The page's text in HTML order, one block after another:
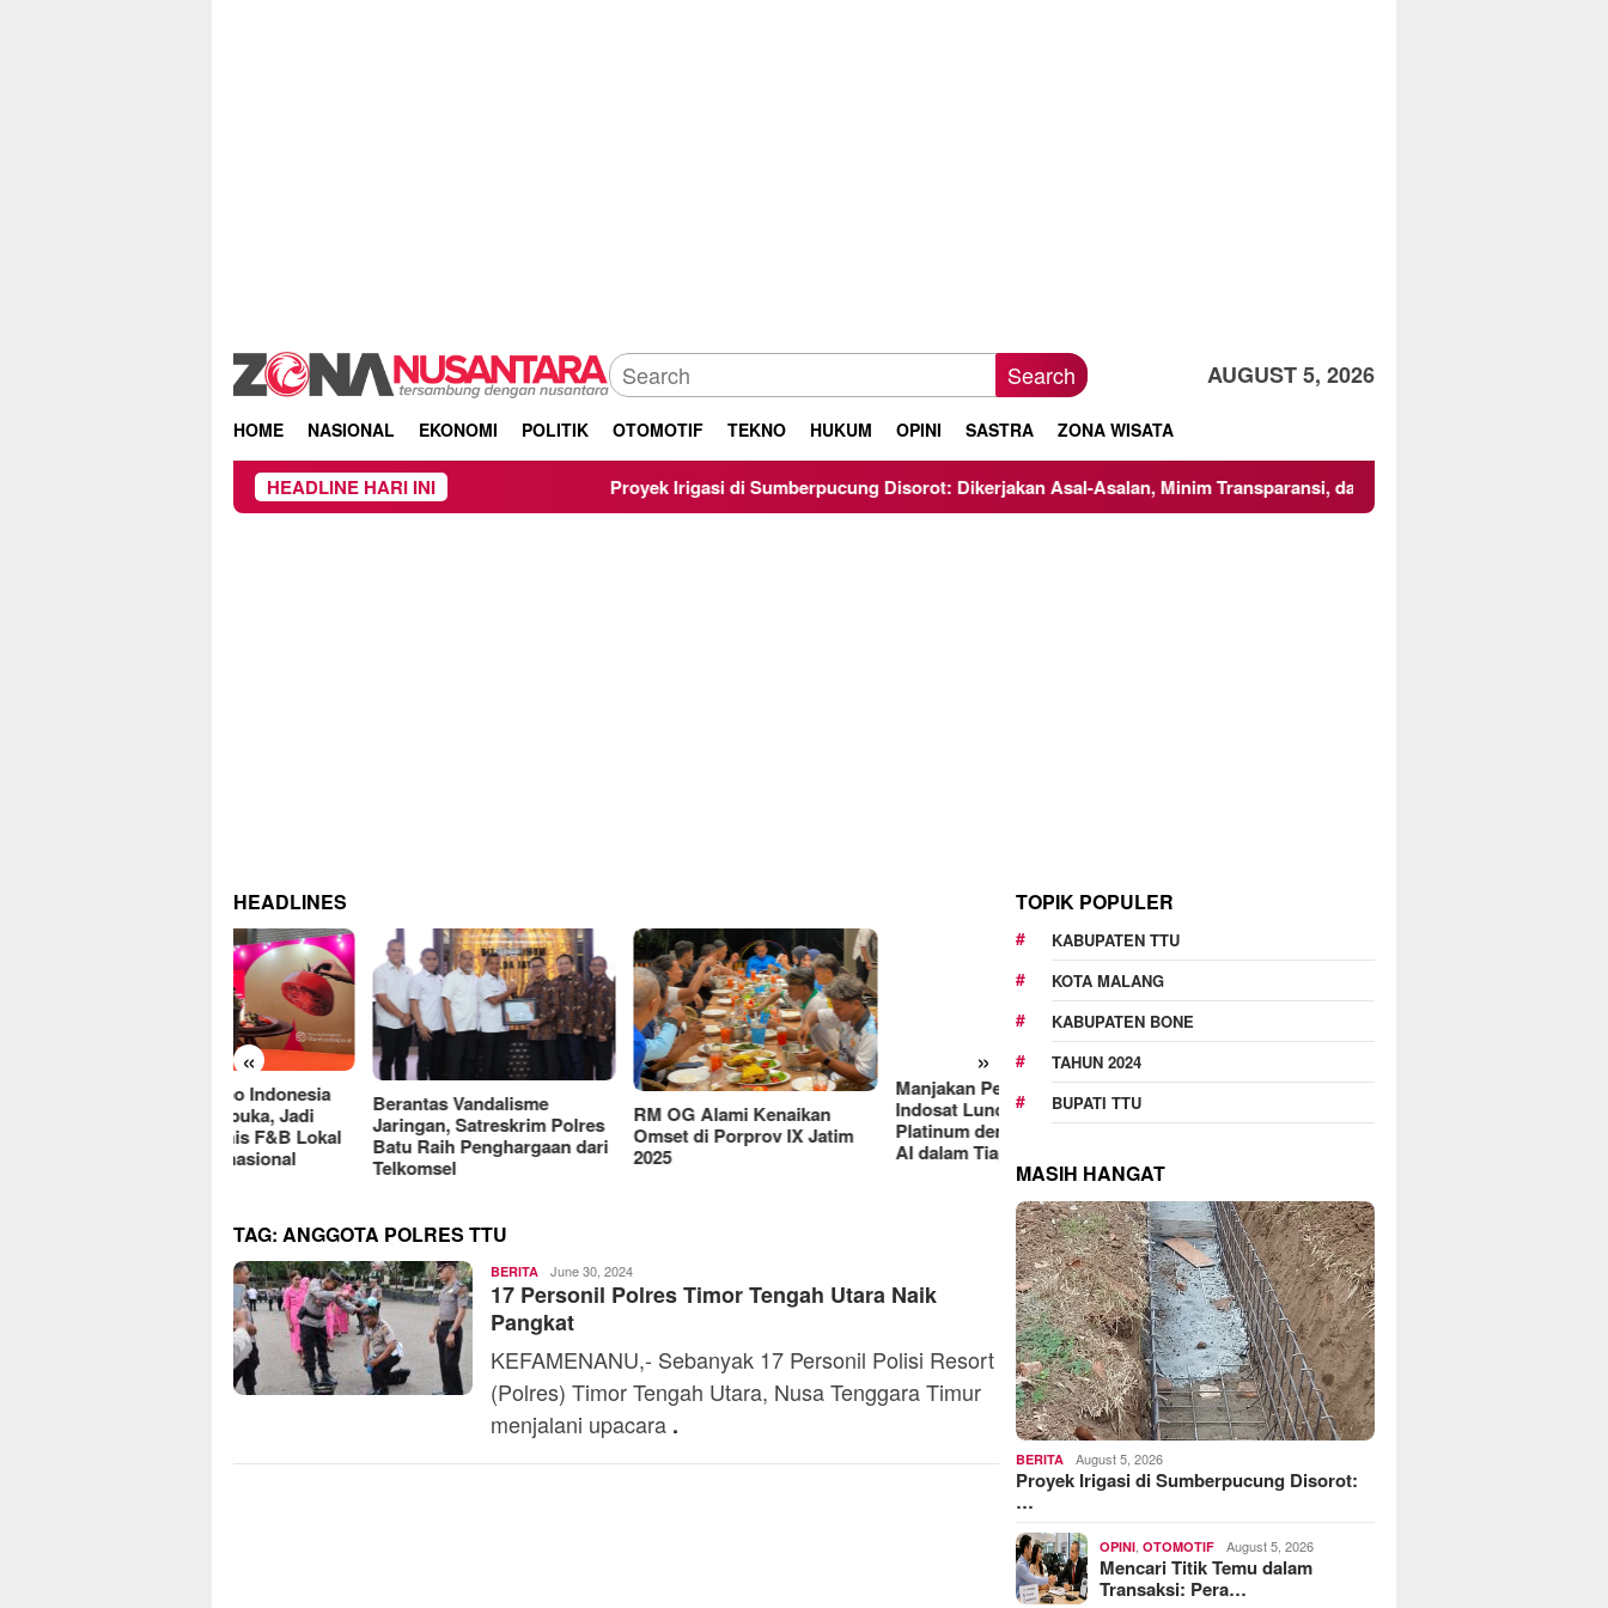
Search AUGUST 5, 2026
HOME NASIONAL EKONOMI POLITIK OTOMOTIF TEKNO HUKUM OPINI SASTRA ZONA WISATA
HEADLINE HARI INI Proyek Irigasi di Sumberpucung Disorot: Dikerjakan Asal-Asalan, Minim Transparansi, dan Abaikan K3
HEADLINES
« »
Berantas Vandalisme
Jaringan, Satreskrim Polres
Batu Raih Penghargaan dari
Telkomsel
RM OG Alami Kenaikan
Omset di Porprov IX Jatim
2025
Manjakan Pelanggan,
Indosat Luncurkan IM3
Platinum dengan Sentuhan
AI dalam Tiap Fiturnya
RAT Koperasi Jasa Widyani
Sejahtera Institut Perbanas,
TAG: ANGGOTA POLRES TTU
BERITA Ali
Kaba
June 30, 2024
17 Personil Polres Timor Tengah Utara Naik
Pangkat
KEFAMENANU,- Sebanyak 17 Personil Polisi Resort
(Polres) Timor Tengah Utara, Nusa Tenggara Timur
menjalani upacara .
TOPIK POPULER
KABUPATEN TTU
KOTA MALANG
KABUPATEN BONE
TAHUN 2024
BUPATI TTU
MASIH HANGAT
BERITA August 5, 2026
Proyek Irigasi di Sumberpucung Disorot:
…
OPINI ,OTOMOTIF August 5, 2026
Mencari Titik Temu dalam
Transaksi: Pera…